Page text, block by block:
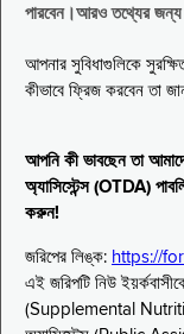
পারবেন।আরও তথ্যের জন্য
আপনার সুবিধাগুলিকে
কীভাবে ফ্রিজ করবেন তা
আপনি কী ভাবছেন তা
অ্যাসিস্টেন্স (OTDA)
করুন!
জরিপের লিঙ্ক: https://
এই জরিপটি নিউ
(Supplemental